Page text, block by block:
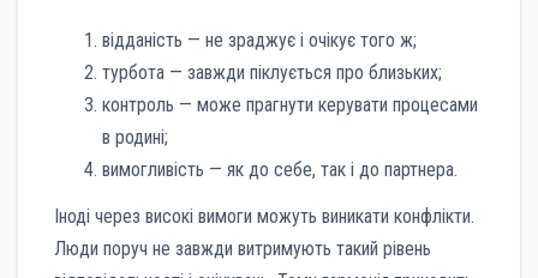
відданість — не зраджує і очікує того ж;
турбота — завжди піклується про близьких;
контроль — може прагнути керувати процесами
в родині;
вимогливість — як до себе, так і до партнера.
Іноді через високі вимоги можуть виникати конфлікти.
Люди поруч не завжди витримують такий рівень